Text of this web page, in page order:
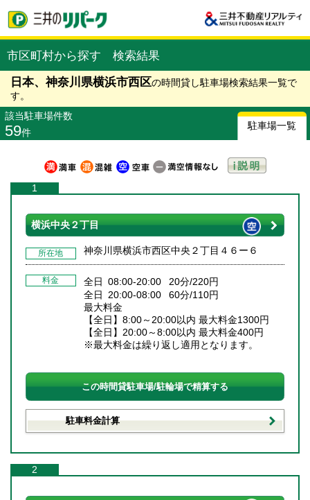
市区町村から探す 検索結果
日本、神奈川県横浜市西区の時間貸し駐車場検索結果一覧で
す。
該当駐車場件数
59件
駐車場一覧
1
横浜中央２丁目
所在地 神奈川県横浜市西区中央２丁目４６ー６
料金
全日 08:00-20:00 20分/220円
全日 20:00-08:00 60分/110円
最大料金
【全日】8:00～20:00以内 最大料金1300円
【全日】20:00～8:00以内 最大料金400円
※最大料金は繰り返し適用となります。
この時間貸駐車場/駐輪場で精算する
駐車料金計算
2